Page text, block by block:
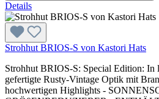
Details
Strohhut BRIOS-S von Kastori Hats
Strohhut BRIOS-S: Special Edition: In
gefertigte Rusty-Vintage Optik mit
hochwertigen Highlights -